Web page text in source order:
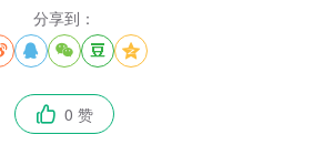
分享到：
   
 0 赞